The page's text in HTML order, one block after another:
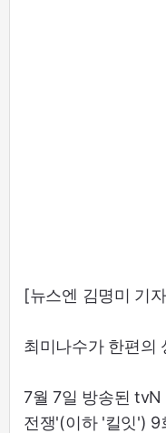
[뉴스엔 김명미 기
최미나수가 한편의
7월 7일 방송된 tvN
전쟁'(이하 '킬잇') 9